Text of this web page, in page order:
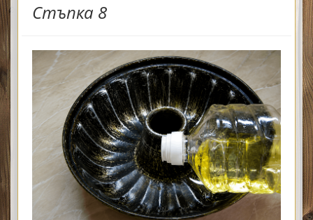
Стъпка 8